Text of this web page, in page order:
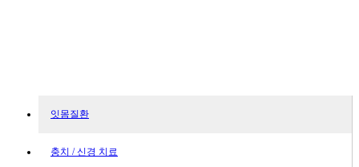
잇몸질환
충치 / 신경 치료